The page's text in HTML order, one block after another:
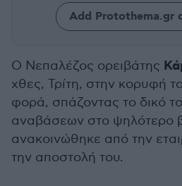
Add Protothema.gr
Ο Νεπαλέζος ορειβάτης
χθες, Τρίτη, στην κορυφή
φορά, σπάζοντας το δικό
αναβάσεων στο ψηλότερο
ανακοινώθηκε από την
την αποστολή του.